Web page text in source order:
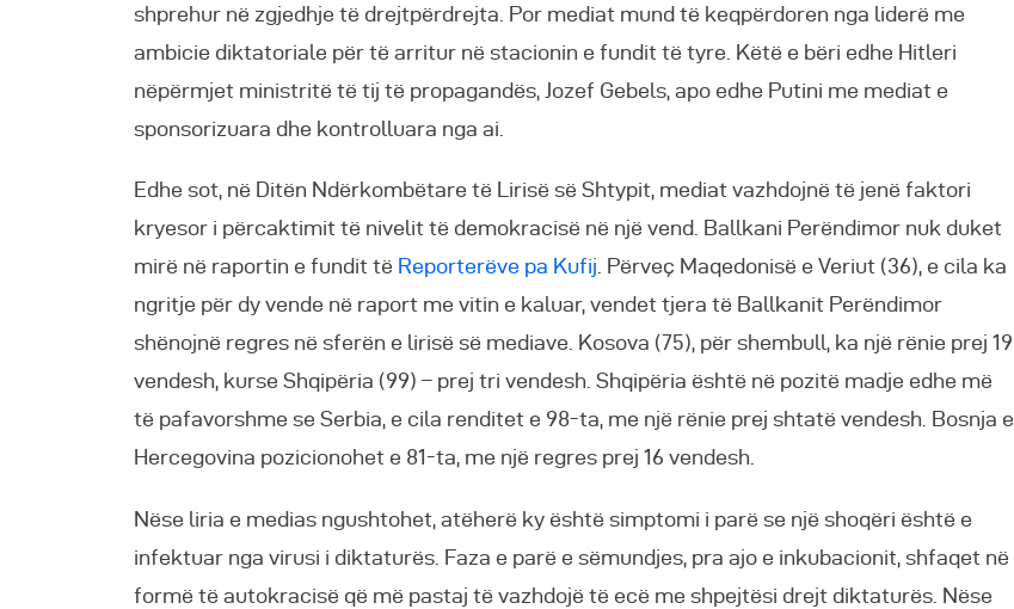
shprehur në zgjedhje të drejtpërdrejta. Por mediat mund të keqpërdoren nga liderë me
ambicie diktatoriale për të arritur në stacionin e fundit të tyre. Këtë e bëri edhe Hitleri
nëpërmjet ministritë të tij të propagandës, Jozef Gebels, apo edhe Putini me mediat e
sponsorizuara dhe kontrolluara nga ai.
Edhe sot, në Ditën Ndërkombëtare të Lirisë së Shtypit, mediat vazhdojnë të jenë faktori
kryesor i përcaktimit të nivelit të demokracisë në një vend. Ballkani Perëndimor nuk duket
mirë në raportin e fundit të Reporterëve pa Kufij . Përveç Maqedonisë e Veriut (36), e cila ka
ngritje për dy vende në raport me vitin e kaluar, vendet tjera të Ballkanit Perëndimor
shënojnë regres në sferën e lirisë së mediave. Kosova (75), për shembull, ka një rënie prej 19
vendesh, kurse Shqipëria (99) – prej tri vendesh. Shqipëria është në pozitë madje edhe më
të pafavorshme se Serbia, e cila renditet e 98-ta, me një rënie prej shtatë vendesh. Bosnja e
Hercegovina pozicionohet e 81-ta, me një regres prej 16 vendesh.
Nëse liria e medias ngushtohet, atëherë ky është simptomi i parë se një shoqëri është e
infektuar nga virusi i diktaturës. Faza e parë e sëmundjes, pra ajo e inkubacionit, shfaqet në
formë të autokracisë që më pastaj të vazhdojë të ecë me shpejtësi drejt diktaturës. Nëse